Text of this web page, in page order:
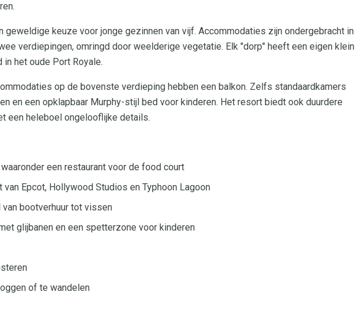
geweldige keuze voor jonge gezinnen van vijf. Accommodaties zijn ondergebracht in
verdiepingen, omringd door weelderige vegetatie. Elk "dorp" heeft een eigen klein
het oude Port Royale.
op de bovenste verdieping hebben een balkon. Zelfs standaardkamers
en een opklapbaar Murphy-stijl bed voor kinderen. Het resort biedt ook duurdere
een heleboel ongelooflijke details.
een restaurant voor de food court
Epcot, Hollywood Studios en Typhoon Lagoon
bootverhuur tot vissen
glijbanen en een spetterzone voor kinderen
of te wandelen